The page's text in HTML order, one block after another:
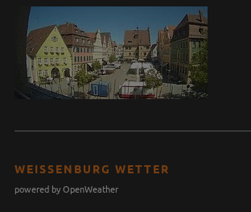
WEISSENBURG WETTER
powered by OpenWeather